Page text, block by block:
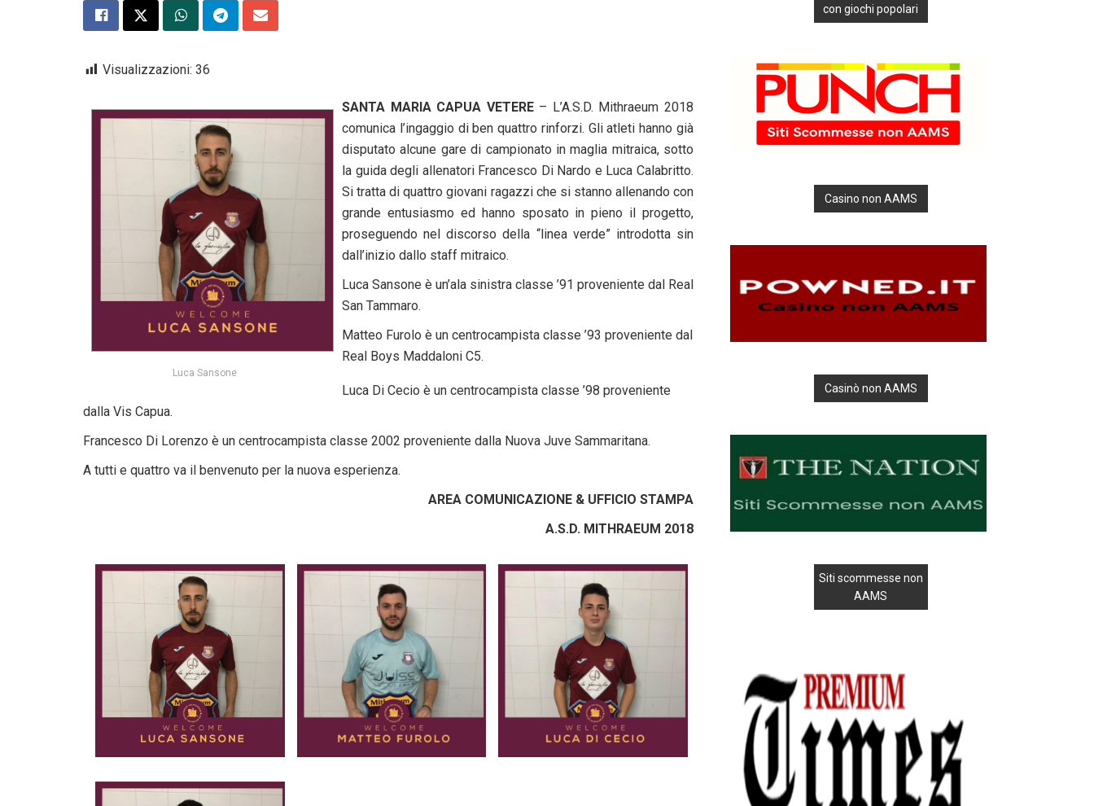
Visualizzazioni: 36
Luca Sansone
SANTA MARIA CAPUA VETERE– L’A.S.D. Mithraeum 2018
comunica l’ingaggio di ben quattro rinforzi. Gli atleti hanno già
disputato alcune gare di campionato in maglia mitraica, sotto
la guida degli allenatori Francesco Di Nardo e Luca Calabritto.
Si tratta di quattro giovani ragazzi che si stanno allenando con
grande entusiasmo ed hanno sposato in pieno il progetto,
proseguendo nel discorso della “linea verde” introdotta sin
dall’inizio dallo staff mitraico.
Luca Sansone è un’ala sinistra classe ’91 proveniente dal Real
San Tammaro.
Matteo Furolo è un centrocampista classe ’93 proveniente dal
Real Boys Maddaloni C5.
Luca Di Cecio è un centrocampista classe ’98 proveniente
dalla Vis Capua.
Francesco Di Lorenzo è un centrocampista classe 2002 proveniente dalla Nuova Juve Sammaritana.
A tutti e quattro va il benvenuto per la nuova esperienza.
AREA COMUNICAZIONE & UFFICIO STAMPA
A.S.D. MITHRAEUM 2018
con giochi popolari
Casino non AAMS
Casinò non AAMS
Siti scommesse non
AAMS